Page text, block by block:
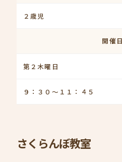
２歳児
開催日
第２木曜日
９：３０～１１：４５
さくらんぼ教室